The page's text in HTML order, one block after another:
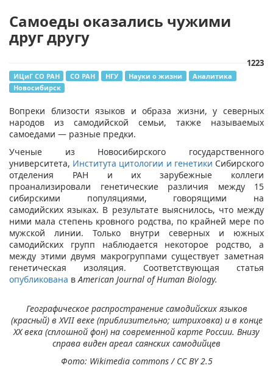
Самоеды оказались чужими
друг другу
1223
ИЦиГ СО РАН СО РАН НГУ Науки о жизни
Аналитика
Новосибирск
​Вопреки близости языков и образа жизни, у северных
народов из самодийской семьи, также называемых
самоедами — разные предки.
Ученые из Новосибирского государственного
университета, Института цитологии и генетики Сибирского
отделения РАН и их зарубежные коллеги
проанализировали генетические различия между 15
сибирскими популяциями, говорящими на
самодийских языках. В результате выяснилось, что между
ними мала степень кровного родства, по крайней мере по
мужской линии. Только внутри северных и южных
самодийских групп наблюдается некоторое родство, а
между этими двумя макрогруппами существует заметная
генетическая изоляция. Соответствующая статья
опубликована вAmerican Journal of Human Biology.
Географическое распространение самодийских языков
(красный) в XVII веке (приблизительно; штриховка) и в конце
XX века (сплошной фон) на современной карте России. Внизу
справа виден ареал саянских самодийцев
Фото: Wikimedia commons / CC BY 2.5